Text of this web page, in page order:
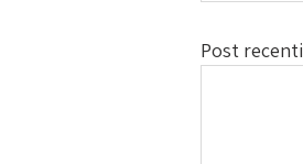
Post recenti